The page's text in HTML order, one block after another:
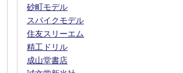
砂町モデル
スパイクモデル
住友スリーエム
精工ドリル
成山堂書店